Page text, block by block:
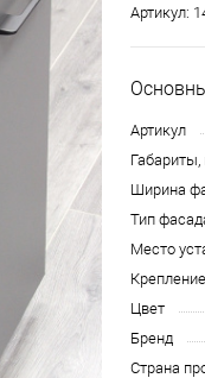
Артикул:
Артикул
Ширина
Тип
Место
Крепление
Цвет
Бренд
Страна